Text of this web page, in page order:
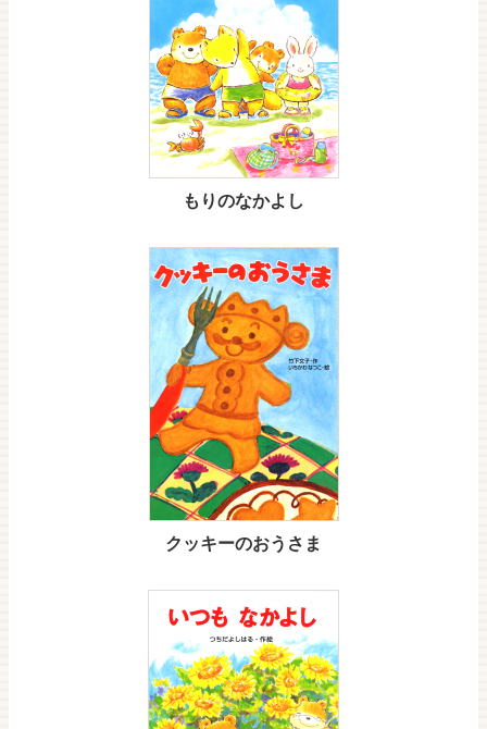
もりのなかよし
クッキーのおうさま